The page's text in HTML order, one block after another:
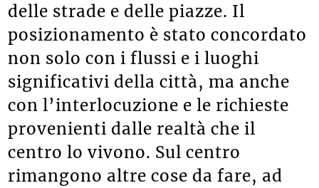
delle strade e delle piazze. Il
posizionamento è stato concordato
non solo con i flussi e i luoghi
significativi della città, ma anche
con l’interlocuzione e le richieste
provenienti dalle realtà che il
centro lo vivono. Sul centro
rimangono altre cose da fare, ad